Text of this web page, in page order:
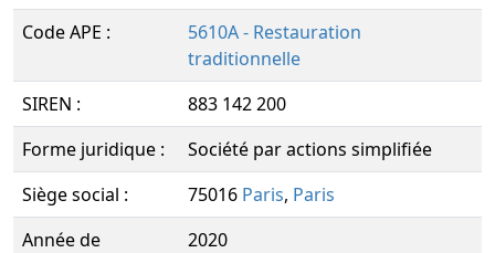
Code APE :
5610A - Restauration
traditionnelle
SIREN :
883 142 200
Forme juridique :
Société par actions simplifiée
Siège social :
75016 Paris, Paris
Année de
2020